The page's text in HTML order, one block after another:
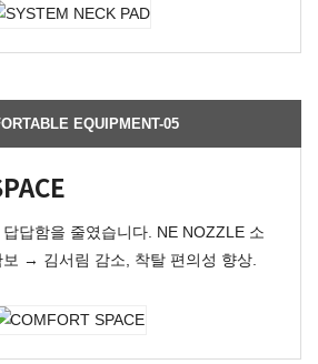
EQUIPMENT-05
답함을 줄였습니다. NE NOZZLE 소
→ 김서림 감소, 착탈 편의성 향상.